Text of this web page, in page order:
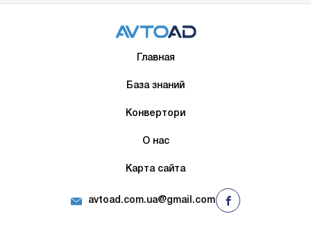
Главная
База знаний
Конвертори
О нас
Карта сайта
avtoad.com.ua@gmail.com